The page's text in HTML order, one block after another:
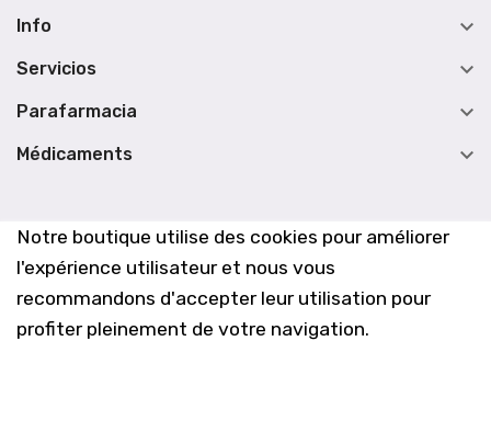
Notre boutique utilise des cookies pour améliorer
l'expérience utilisateur et nous vous
recommandons d'accepter leur utilisation pour
profiter pleinement de votre navigation.
Info 
Servicios 
Parafarmacia 
Médicaments 